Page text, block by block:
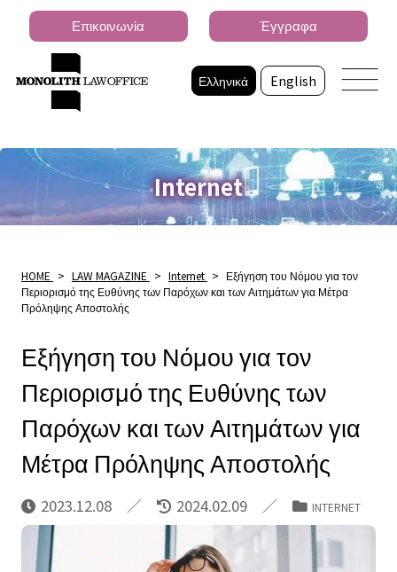
Ελληνικά English
Επικοινωνία Έγγραφα
Internet
HOME > LAW MAGAZINE > Internet > Εξήγηση του Νόμου για τον
Περιορισμό της Ευθύνης των Παρόχων και των Αιτημάτων για Μέτρα
Πρόληψης Αποστολής
Εξήγηση του Νόμου για τον
Περιορισμό της Ευθύνης των
Παρόχων και των Αιτημάτων για
Μέτρα Πρόληψης Αποστολής
2023.12.08 2024.02.09 INTERNET